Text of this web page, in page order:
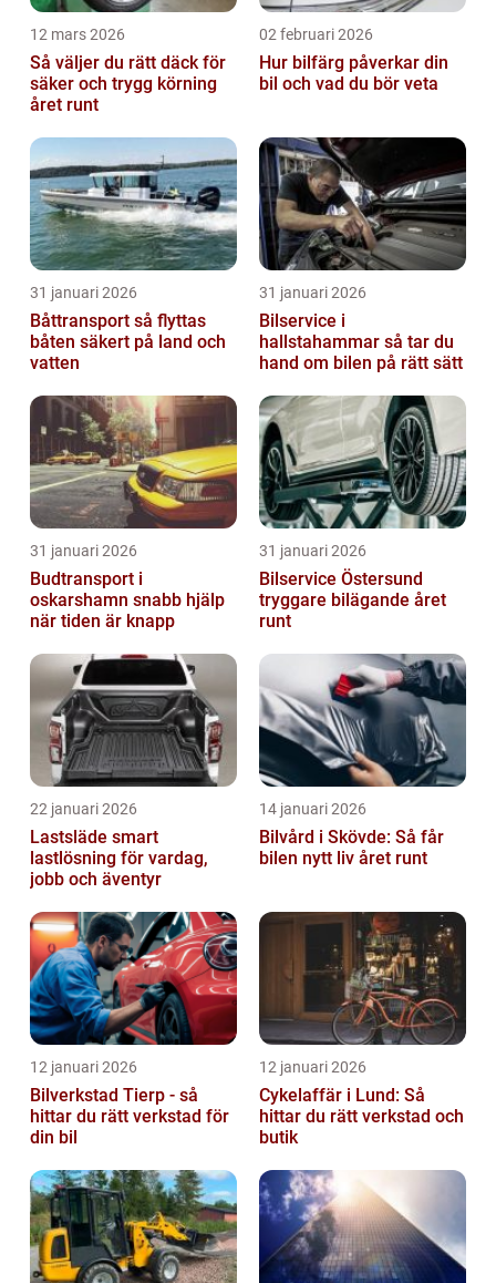
12 mars 2026
Så väljer du rätt däck för
säker och trygg körning
året runt
02 februari 2026
Hur bilfärg påverkar din
bil och vad du bör veta
31 januari 2026
Båttransport så flyttas
båten säkert på land och
vatten
31 januari 2026
Bilservice i
hallstahammar så tar du
hand om bilen på rätt sätt
31 januari 2026
Budtransport i
oskarshamn snabb hjälp
när tiden är knapp
31 januari 2026
Bilservice Östersund
tryggare bilägande året
runt
22 januari 2026
Lastsläde smart
lastlösning för vardag,
jobb och äventyr
14 januari 2026
Bilvård i Skövde: Så får
bilen nytt liv året runt
12 januari 2026
Bilverkstad Tierp - så
hittar du rätt verkstad för
din bil
12 januari 2026
Cykelaffär i Lund: Så
hittar du rätt verkstad och
butik